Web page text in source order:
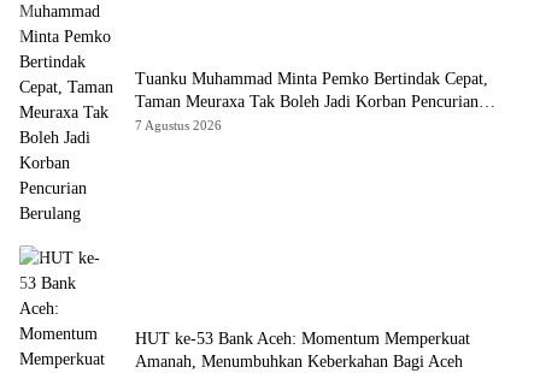
Tuanku Muhammad Minta Pemko Bertindak Cepat,
Taman Meuraxa Tak Boleh Jadi Korban Pencurian
Berulang
7 Agustus 2026
HUT ke-53 Bank Aceh: Momentum Memperkuat
Amanah, Menumbuhkan Keberkahan Bagi Aceh